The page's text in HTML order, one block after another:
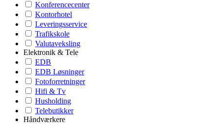
Konferencecenter
Kontorhotel
Leveringsservice
Trafikskole
Valutaveksling
Elektronik & Tele
EDB
EDB Løsninger
Fotoforretninger
Hifi & Tv
Husholding
Telebutikker
Håndværkere